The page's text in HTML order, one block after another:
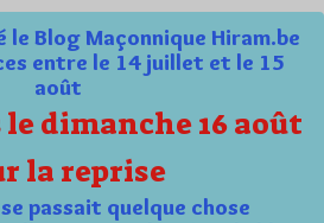
le Blog Maçonnique Hiram.be
entre le 14 juillet et le 15
août
le dimanche 16 août
la reprise
passait quelque chose